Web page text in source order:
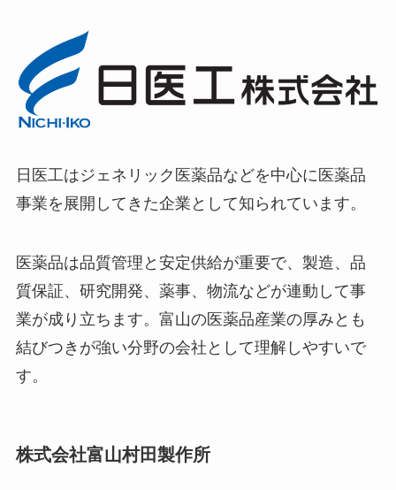
日医工はジェネリック医薬品などを中心に医薬品
事業を展開してきた企業として知られています。
医薬品は品質管理と安定供給が重要で、製造、品
質保証、研究開発、薬事、物流などが連動して事
業が成り立ちます。富山の医薬品産業の厚みとも
結びつきが強い分野の会社として理解しやすいで
す。
株式会社富山村田製作所